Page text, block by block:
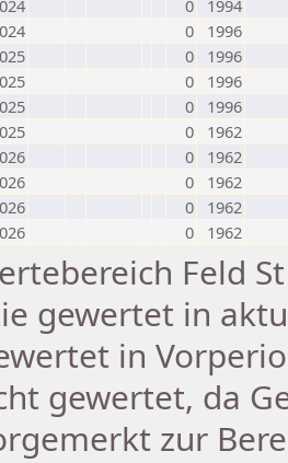
0
1994
0
1996
0
1996
0
1996
0
1996
0
1962
0
1962
0
1962
0
1962
0 1962
Feld
gewertet in
in
gewertet, da
zur